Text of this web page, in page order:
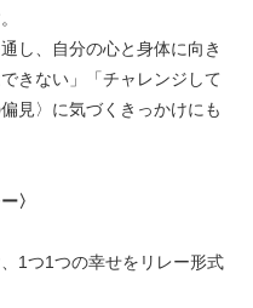
し、自分の心と身体に向き
きない」「チャレンジして
見〉に気づくきっかけにも
〉
1つ1つの幸せをリレー形式